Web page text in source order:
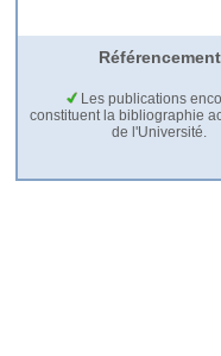
Référencement
Les publications
constituent la bibliographie
de l'Université.